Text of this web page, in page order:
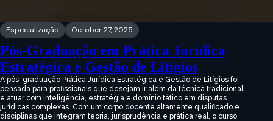
Especialização October 27, 2025
Pós-Graduação em Prática Jurídica
Estratégica e Gestão de Litígios
A pós-graduação Prática Jurídica Estratégica e Gestão de Litígios foi
pensada para profissionais que desejam ir além da técnica tradicional
e atuar com inteligência, estratégia e domínio tático em disputas
jurídicas complexas. Com um corpo docente altamente qualificado e
disciplinas que integram teoria, jurisprudência e prática real, o curso